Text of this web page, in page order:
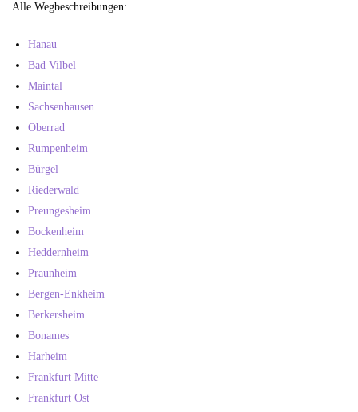
Alle Wegbeschreibungen:
Hanau
Bad Vilbel
Maintal
Sachsenhausen
Oberrad
Rumpenheim
Bürgel
Riederwald
Preungesheim
Bockenheim
Heddernheim
Praunheim
Bergen-Enkheim
Berkersheim
Bonames
Harheim
Frankfurt Mitte
Frankfurt Ost